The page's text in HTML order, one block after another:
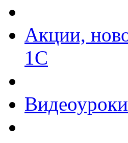
Акции,
1С